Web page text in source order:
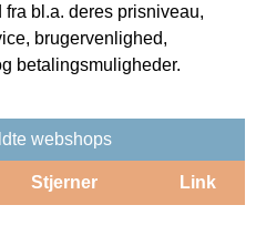
bl.a. deres prisniveau,
brugervenlighed,
betalingsmuligheder.
webshops
Stjerner Link